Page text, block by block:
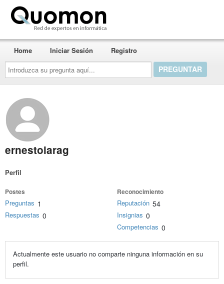
Introduzca
su
pregunta
aquí...
Home Iniciar Sesión Registro
ernestolarag
Perfil
Postes
Preguntas 1
Respuestas 0
Reconocimiento
Reputación 54
Insignias 0
Competencias 0
Actualmente este usuario no comparte ninguna información en su
perfil.